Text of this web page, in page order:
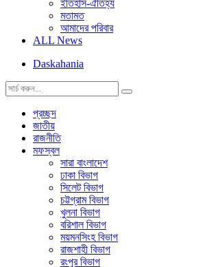
ইতিহাস-ঐতিহ্য
মতামত
আমাদের পরিবার
ALL News
Daskahania
প্রচ্ছদ
জাতীয়
রাজনীতি
মফস্বল
সারা বাংলাদেশ
ঢাকা বিভাগ
সিলেট বিভাগ
চট্টগ্রাম বিভাগ
খুলনা বিভাগ
বরিশাল বিভাগ
ময়মনসিংহ বিভাগ
রাজশাহী বিভাগ
রংপুর বিভাগ